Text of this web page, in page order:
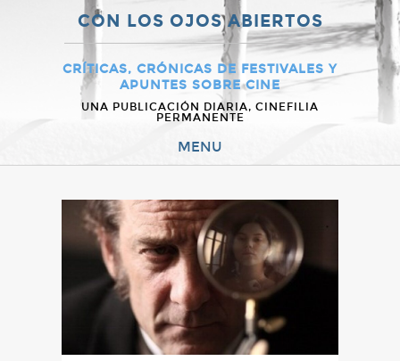
CON LOS OJOS ABIERTOS
CRÍTICAS, CRÓNICAS DE FESTIVALES Y
APUNTES SOBRE CINE
UNA PUBLICACIÓN DIARIA, CINEFILIA
PERMANENTE
MENU